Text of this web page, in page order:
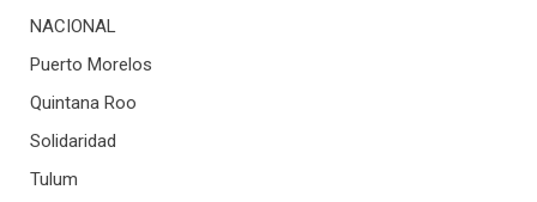
NACIONAL
Puerto Morelos
Quintana Roo
Solidaridad
Tulum